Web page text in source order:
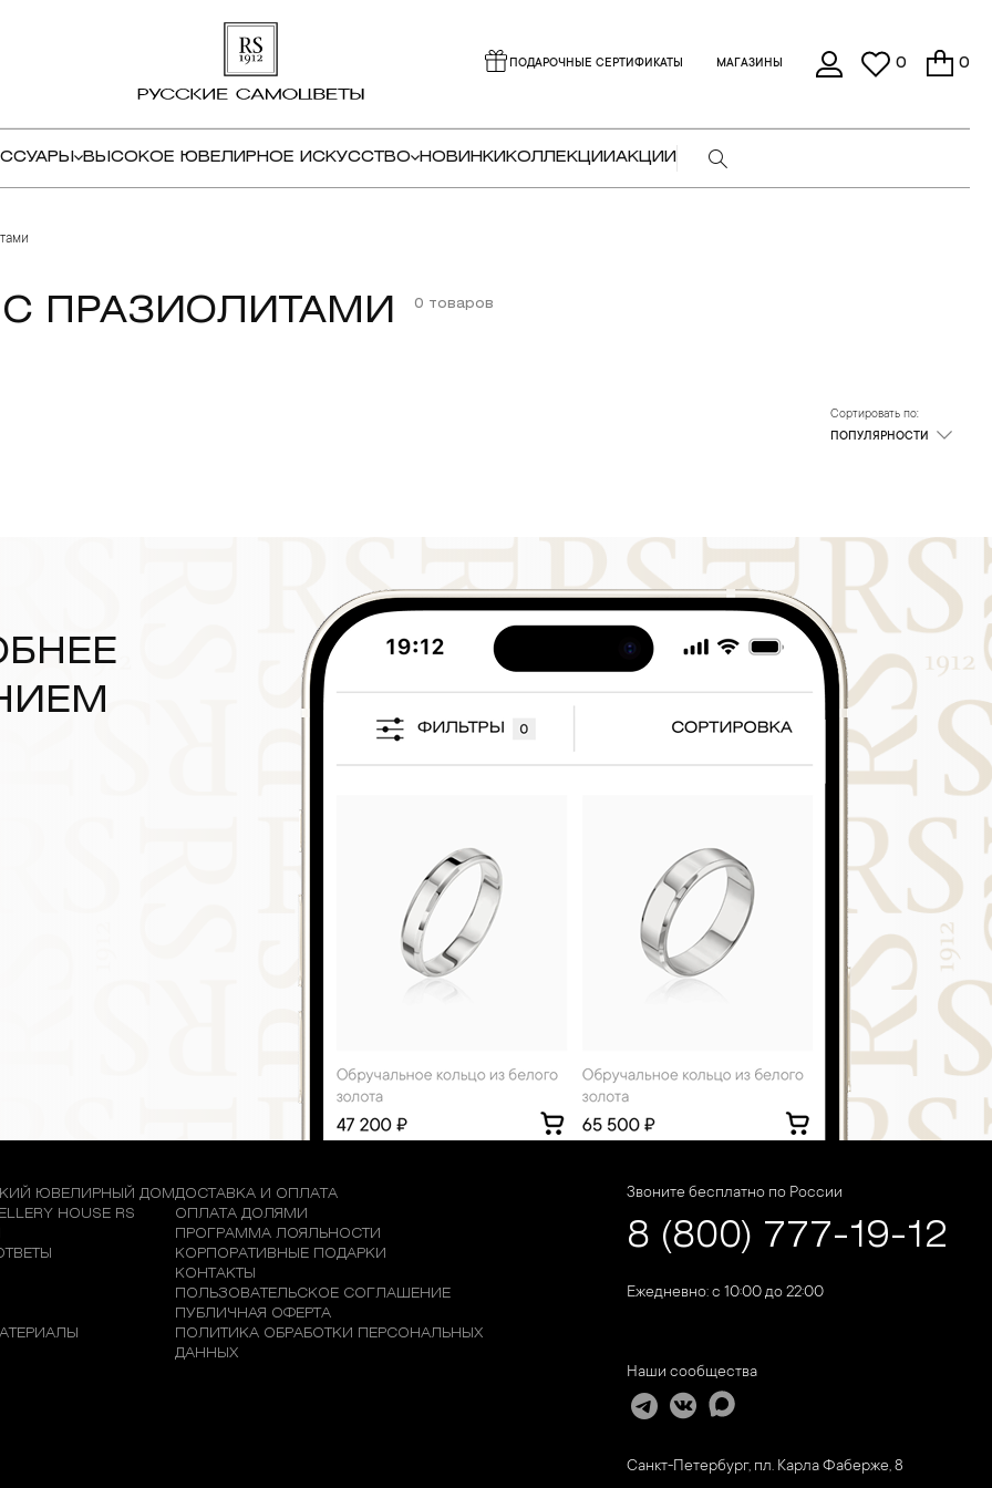
ПОДАРОЧНЫЕ СЕРТИФИКАТЫ МАГАЗИНЫ 0 0
ВЫСОКОЕ ЮВЕЛИРНОЕ ИСКУССТВО НОВИНКИ КОЛЛЕКЦИИАКЦИИ
С ПРАЗИОЛИТАМИ 0 товаров
Сортировать по:
ПОПУЛЯРНОСТИ
ЮВЕЛИРНЫЙ ДОМ
HOUSE RS
ДОСТАВКА И ОПЛАТА
ОПЛАТА ДОЛЯМИ
ПРОГРАММА ЛОЯЛЬНОСТИ
КОРПОРАТИВНЫЕ ПОДАРКИ
КОНТАКТЫ
ПОЛЬЗОВАТЕЛЬСКОЕ СОГЛАШЕНИЕ
ПУБЛИЧНАЯ ОФЕРТА
ПОЛИТИКА ОБРАБОТКИ ПЕРСОНАЛЬНЫХ
ДАННЫХ
Звоните бесплатно по России
8 (800) 777-19-12
Ежедневно: с 10:00 до 22:00
Наши сообщества
Санкт-Петербург, пл. Карла Фаберже, 8